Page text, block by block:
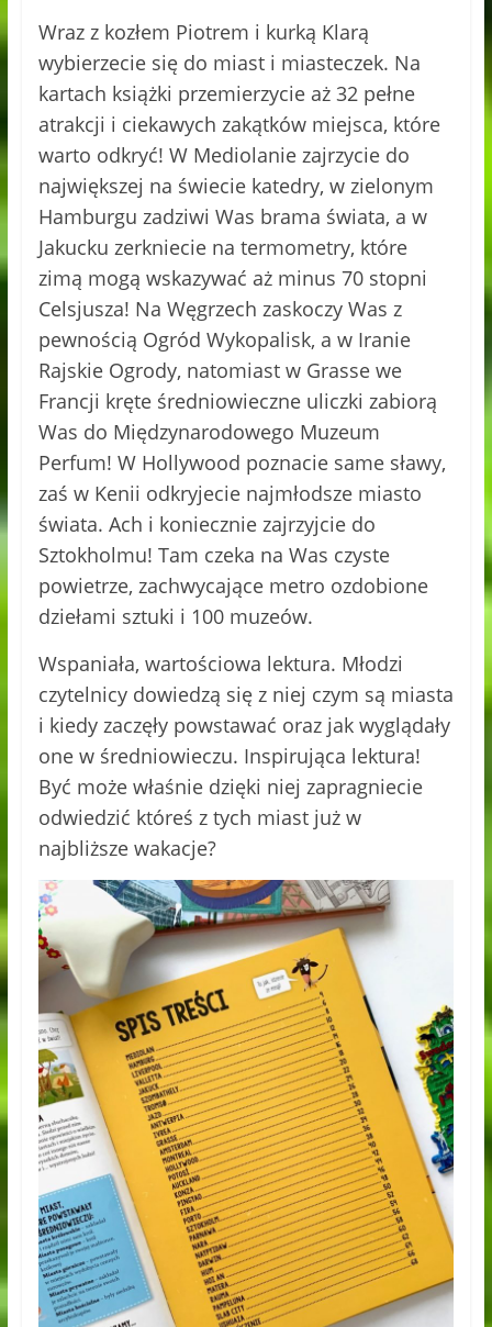
Wraz z kozłem Piotrem i kurką Klarą
wybierzecie się do miast i miasteczek. Na
kartach książki przemierzycie aż 32 pełne
atrakcji i ciekawych zakątków miejsca, które
warto odkryć! W Mediolanie zajrzycie do
największej na świecie katedry, w zielonym
Hamburgu zadziwi Was brama świata, a w
Jakucku zerkniecie na termometry, które
zimą mogą wskazywać aż minus 70 stopni
Celsjusza! Na Węgrzech zaskoczy Was z
pewnością Ogród Wykopalisk, a w Iranie
Rajskie Ogrody, natomiast w Grasse we
Francji kręte średniowieczne uliczki zabiorą
Was do Międzynarodowego Muzeum
Perfum! W Hollywood poznacie same sławy,
zaś w Kenii odkryjecie najmłodsze miasto
świata. Ach i koniecznie zajrzyjcie do
Sztokholmu! Tam czeka na Was czyste
powietrze, zachwycające metro ozdobione
dziełami sztuki i 100 muzeów.
Wspaniała, wartościowa lektura. Młodzi
czytelnicy dowiedzą się z niej czym są miasta
i kiedy zaczęły powstawać oraz jak wyglądały
one w średniowieczu. Inspirująca lektura!
Być może właśnie dzięki niej zapragniecie
odwiedzić któreś z tych miast już w
najbliższe wakacje?